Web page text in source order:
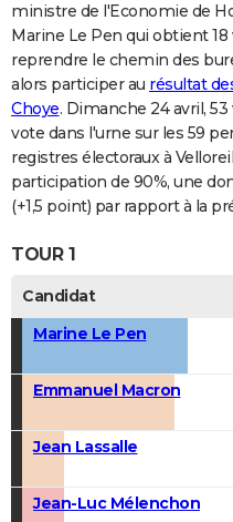
ministre de l'Economie de
Marine Le Pen qui obtient
reprendre le chemin des
alors participer au résultat
Choye. Dimanche 24 avril,
vote dans l'urne sur les 59
registres électoraux à
participation de 90%, une
(+1,5 point) par rapport à la
TOUR 1
Candidat
Marine Le Pen
Emmanuel Macron
Jean Lassalle
Jean-Luc Mélenchon